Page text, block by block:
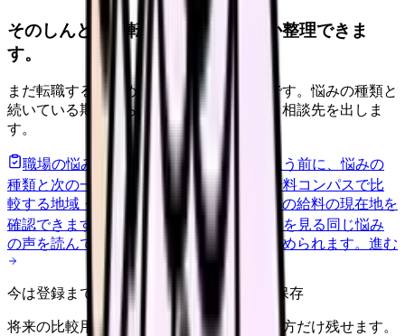
そのしんどさ、転職すべきサインか整理できま
す。
まだ転職すると決めていなくても大丈夫です。悩みの種類と
続いている期間から、次に見るべき記事と相談先を出しま
す。
職場の悩みを30秒で診断辞めるべきか迷う前に、悩みの
種類と次の一歩を整理します。 進む
給料コンパスで比
較する地域・経験年数・施設形態から、今の給料の現在地を
確認できます。 進む 匿名掲示板で本音を見る 同じ悩み
の声を読んで、今の職場だけの問題か確かめられます。 進む
今は登録までしない人向け: 希望条件だけ保存
将来の比較用に、転職時期と気になる働き方だけ残せます。